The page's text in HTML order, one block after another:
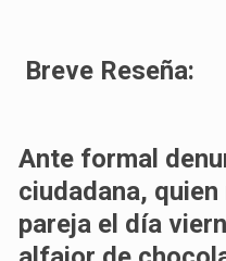
Breve Reseña:
Ante formal
ciudadana,
pareja el día